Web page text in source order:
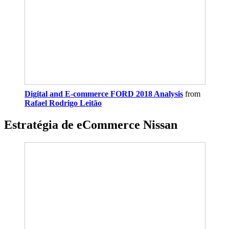
Digital and E-commerce FORD 2018 Analysis from
Rafael Rodrigo Leitão
Estratégia de eCommerce Nissan